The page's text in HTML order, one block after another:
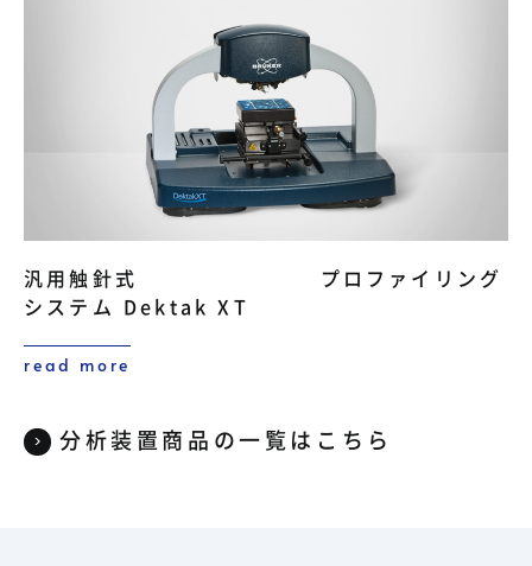
汎用触針式 プロファイリング
システム Dektak XT
read more
分析装置商品の一覧はこちら